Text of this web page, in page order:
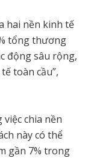
hai nền kinh tế
tổng thương
động sâu rộng,
toàn cầu”,
chia nền
này có thể
gần 7% trong